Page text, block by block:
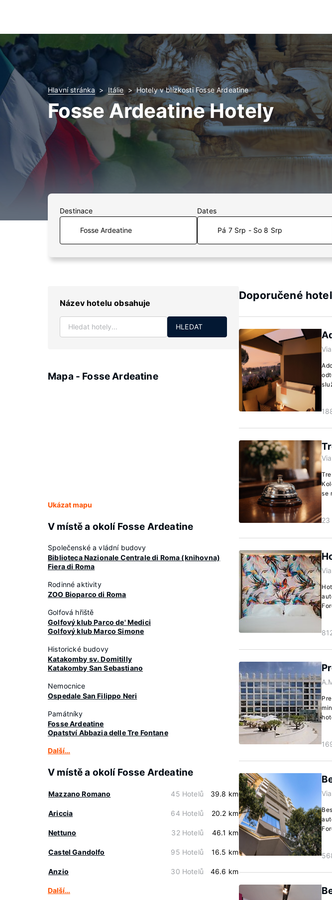
Hlavní stránka Itálie Hotely v blízkosti Fosse Ardeatine
Fosse Ardeatine Hotely
Destinace Dates
Pá 7 Srp - So 8 Srp
Název hotelu obsahuje
HLEDAT
Mapa - Fosse Ardeatine
Ukázat mapu
V místě a okolí Fosse Ardeatine
Společenské a vládní budovy
Biblioteca Nazionale Centrale di Roma (knihovna)
Fiera di Roma
Rodinné aktivity
ZOO Bioparco di Roma
Golfová hřiště
Golfový klub Parco de' Medici
Golfový klub Marco Simone
Historické budovy
Katakomby sv. Domitilly
Katakomby San Sebastiano
Nemocnice
Ospedale San Filippo Neri
Památníky
Fosse Ardeatine
Opatství Abbazia delle Tre Fontane
Další…
V místě a okolí Fosse Ardeatine
Mazzano Romano 45 Hotelů 39.8 km
Ariccia 64 Hotelů 20.2 km
Nettuno 32 Hotelů 46.1 km
Castel Gandolfo 95 Hotelů 16.5 km
Anzio 30 Hotelů 46.6 km
Další…
Doporučené
se
23